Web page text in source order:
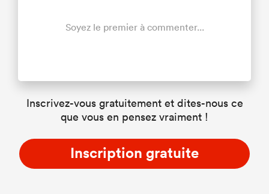
Soyez le premier à commenter...
Inscrivez-vous gratuitement et dites-nous ce
que vous en pensez vraiment !
Inscription gratuite